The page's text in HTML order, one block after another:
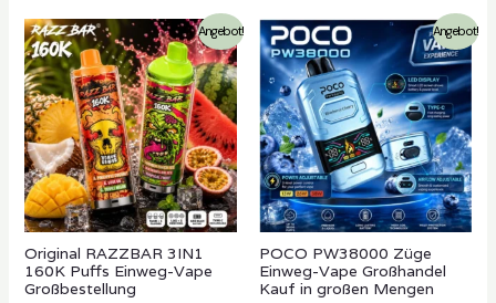
Angebot!
Original RAZZBAR 3IN1
160K Puffs Einweg-Vape
Großbestellung
Angebot!
POCO PW38000 Züge
Einweg-Vape Großhandel
Kauf in großen Mengen